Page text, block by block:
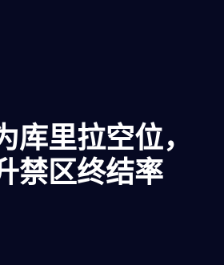
库里拉空位，
禁区终结率